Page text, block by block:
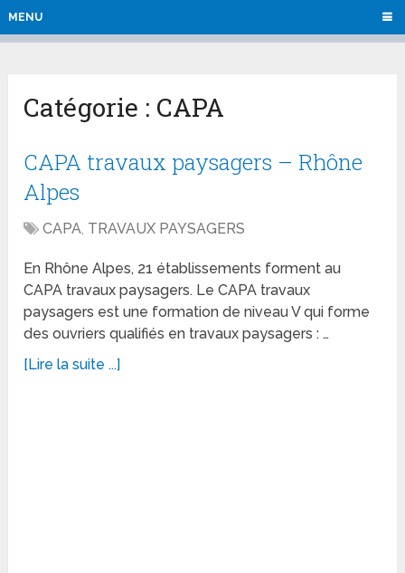
MENU
Catégorie : CAPA
CAPA travaux paysagers – Rhône
Alpes
CAPA, TRAVAUX PAYSAGERS
En Rhône Alpes, 21 établissements forment au
CAPA travaux paysagers. Le CAPA travaux
paysagers est une formation de niveau V qui forme
des ouvriers qualifiés en travaux paysagers : …
[Lire la suite ...]